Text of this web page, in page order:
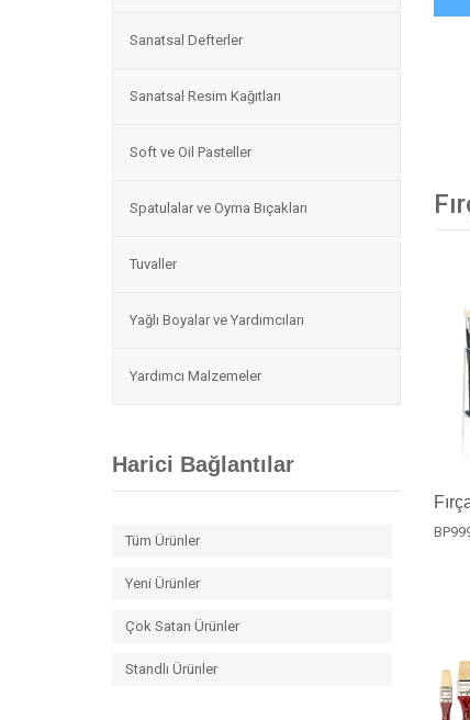
Sanatsal Defterler
Sanatsal Resim Kağıtları
Soft ve Oil Pasteller
Spatulalar ve Oyma Bıçakları
Tuvaller
Yağlı Boyalar ve Yardımcıları
Yardımcı Malzemeler
Harici Bağlantılar
Tüm Ürünler
Yeni Ürünler
Çok Satan Ürünler
Standlı Ürünler